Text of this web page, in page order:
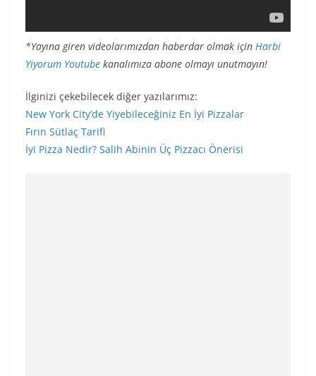
*Yayına giren videolarımızdan haberdar olmak için Harbi
Yiyorum Youtube kanalımıza abone olmayı unutmayın!
İlginizi çekebilecek diğer yazılarımız:
New York City’de Yiyebileceğiniz En İyi Pizzalar
Fırın Sütlaç Tarifi
İyi Pizza Nedir? Salih Abinin Üç Pizzacı Önerisi